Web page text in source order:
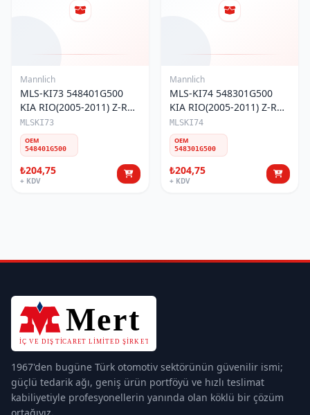
Mannlich
MLS-KI73 548401G500
KIA RIO(2005-2011) Z-ROT
ÖN SAĞ
MLSKI73
OEM
548401G500
₺204,75
+ KDV
Mannlich
MLS-KI74 548301G500
KIA RIO(2005-2011) Z-ROT
ÖN SOL
MLSKI74
OEM
548301G500
₺204,75
+ KDV
1967'den bugüne Türk otomotiv sektörünün güvenilir ismi;
güçlü tedarik ağı, geniş ürün portföyü ve hızlı teslimat
kabiliyetiyle profesyonellerin yanında olan köklü bir çözüm